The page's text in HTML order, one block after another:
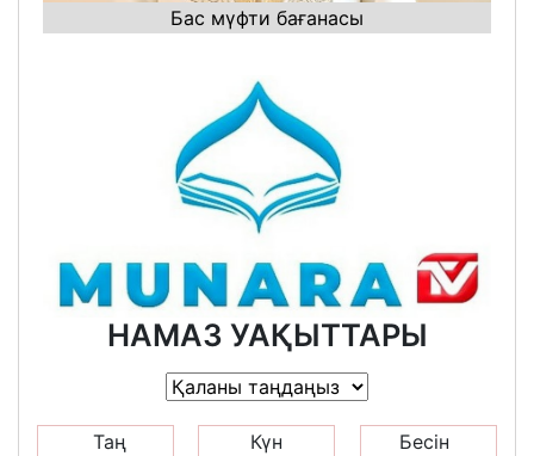
Бас мүфти бағанасы
НАМАЗ УАҚЫТТАРЫ
Таң Күн Бесін